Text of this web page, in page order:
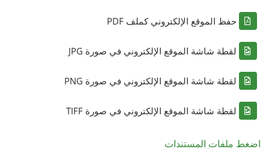
حفظ الموقع الإلكتروني كملف PDF
لقطة شاشة الموقع الإلكتروني في صورة JPG
لقطة شاشة الموقع الإلكتروني في صورة PNG
لقطة شاشة الموقع الإلكتروني في صورة TIFF
اضغط ملفات المستندات